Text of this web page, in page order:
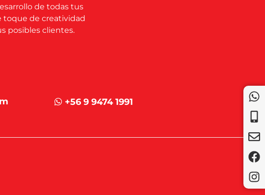
de todas tus
toque de creatividad
posibles clientes.
+56 9 9474 1991